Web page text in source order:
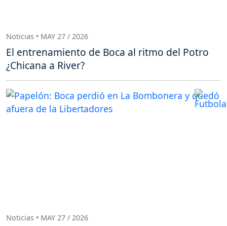
Noticias • MAY 27 / 2026
El entrenamiento de Boca al ritmo del Potro
¿Chicana a River?
Noticias • MAY 27 / 2026